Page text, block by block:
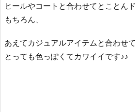
ヒールやコートと合わせてとことん
もちろん、
あえてカジュアルアイテムと合わせ
とっても色っぽくてカワイイです♪♪